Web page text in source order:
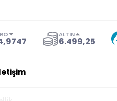
ALTIN
6.499,25